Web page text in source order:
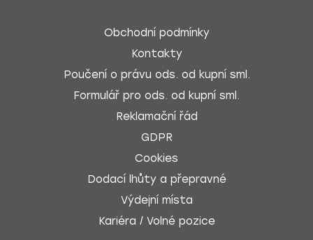
Obchodní podmínky
Kontakty
Poučení o právu ods. od kupní sml.
Formulář pro ods. od kupní sml.
Reklamační řád
GDPR
Cookies
Dodací lhůty a přepravné
Výdejní místa
Kariéra / Volné pozice